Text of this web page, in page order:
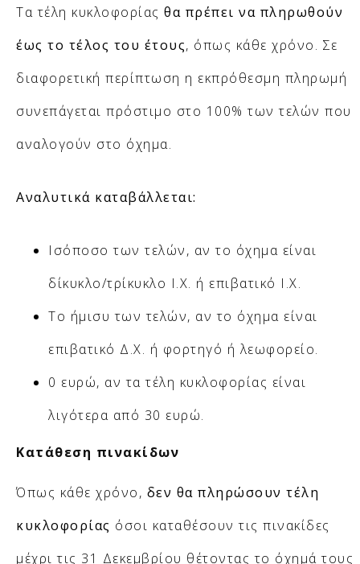
Τα τέλη κυκλοφορίας θα πρέπει να πληρωθούν
έως το τέλος του έτους, όπως κάθε χρόνο. Σε
διαφορετική περίπτωση η εκπρόθεσμη πληρωμή
συνεπάγεται πρόστιμο στο 100% των τελών που
αναλογούν στο όχημα.
Αναλυτικά καταβάλλεται:
Ισόποσο των τελών, αν το όχημα είναι
δίκυκλο/τρίκυκλο Ι.Χ. ή επιβατικό Ι.Χ.
Το ήμισυ των τελών, αν το όχημα είναι
επιβατικό Δ.Χ. ή φορτηγό ή λεωφορείο.
0 ευρώ, αν τα τέλη κυκλοφορίας είναι
λιγότερα από 30 ευρώ.
Κατάθεση πινακίδων
Όπως κάθε χρόνο, δεν θα πληρώσουν τέλη
κυκλοφορίας όσοι καταθέσουν τις πινακίδες
μέχρι τις 31 Δεκεμβρίου θέτοντας το όχημά τους